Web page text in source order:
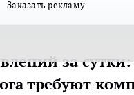
Заказать рекламу
за
требуют